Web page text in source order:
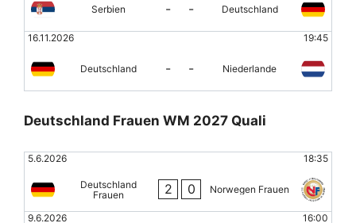
Serbien - - Deutschland
16.11.2026 19:45
Deutschland - - Niederlande
Deutschland Frauen WM 2027 Quali
5.6.2026 18:35
Deutschland
Frauen
2 0 Norwegen Frauen
9.6.2026 16:00